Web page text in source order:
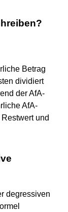
Betrag
dividiert
der AfA-
AfA-
und
degressiven